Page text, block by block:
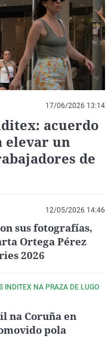
La rosa de los vientos
Gente viajera
Como el perro y el
Caso
Retornados
Equipo de
Operación Viuda
Extremadura
Galicia
La Rioja
Navarra
País Vasco
Virales
Televisión
Elecciones
17/06/2026 13:14
acuerdo
elevar un
de
12/05/2026 14:46
sus fotografías,
Ortega Pérez
2026
INDITEX NA PRAZA DE LUGO
na Coruña en
pola